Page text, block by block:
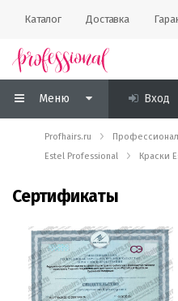
Каталог Доставка
Меню Вход
Profhairs.ru
Estel Professional
Краски
Сертификаты